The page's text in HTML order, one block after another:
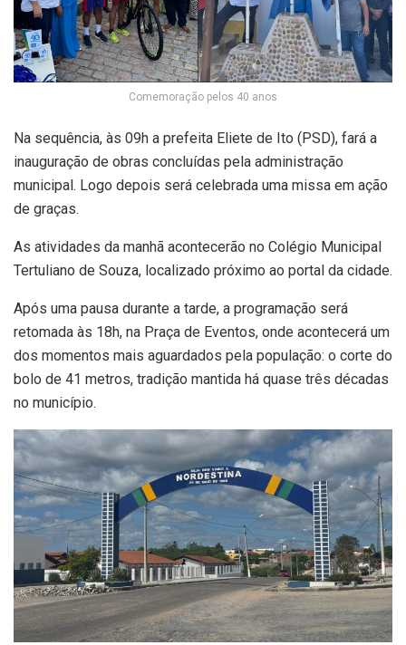
Comemoração pelos 40 anos
Na sequência, às 09h a prefeita Eliete de Ito (PSD), fará a
inauguração de obras concluídas pela administração
municipal. Logo depois será celebrada uma missa em ação
de graças.
As atividades da manhã acontecerão no Colégio Municipal
Tertuliano de Souza, localizado próximo ao portal da cidade.
Após uma pausa durante a tarde, a programação será
retomada às 18h, na Praça de Eventos, onde acontecerá um
dos momentos mais aguardados pela população: o corte do
bolo de 41 metros, tradição mantida há quase três décadas
no município.